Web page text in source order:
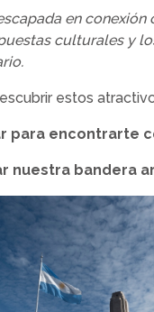
en conexión
culturales y
estos
para encontrarte
nuestra bandera